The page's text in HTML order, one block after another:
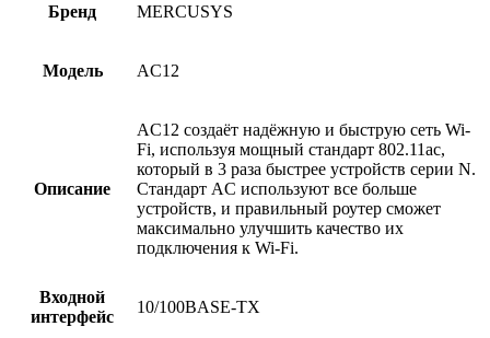
Бренд MERCUSYS
Модель AC12
Описание
AC12 создаёт надёжную и быструю сеть Wi-
Fi, используя мощный стандарт 802.11ac,
который в 3 раза быстрее устройств серии N.
Стандарт AC используют все больше
устройств, и правильный роутер сможет
максимально улучшить качество их
подключения к Wi-Fi.
Входной
интерфейс
10/100BASE-TX